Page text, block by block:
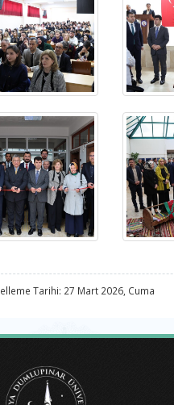
Tarihi: 27 Mart 2026, Cuma